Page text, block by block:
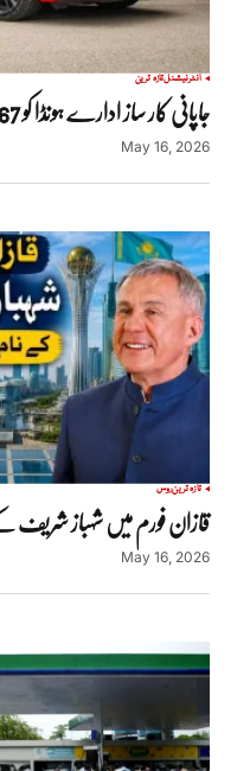
انٹرنیشنلتازہ ترین
جاپانی کار ساز ادارے ہونڈا کو 67 سال بعد پہلی بار خسارہ
May 16, 2026
تازہ ترینروس
قازان فورم میں شہباز شریف
May 16, 2026